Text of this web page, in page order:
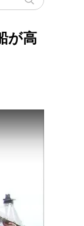
が高